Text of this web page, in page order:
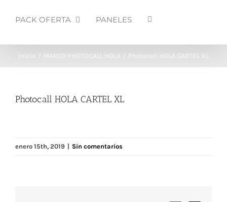
PACK OFERTA PANELES
Inicio MARCO PHOTOCALL HOLA Photocall HOLA CARTEL XL
Photocall HOLA CARTEL XL
enero 15th, 2019 | Sin comentarios